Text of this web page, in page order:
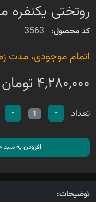
روتختی
کد محصول: 3563
اتمام موجودی، مدت زمان
۴,۲۸۰,۰۰۰ تومان
تعداد -
1
+
افزودن به سبد
توضیحات: